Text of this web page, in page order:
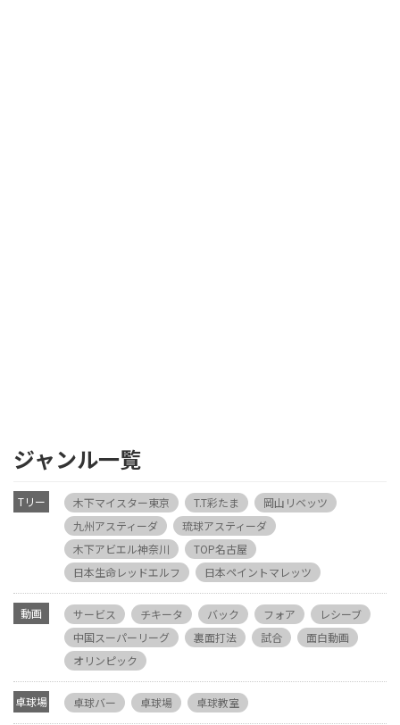
ジャンル一覧
Tリー
木下マイスター東京 T.T彩たま
岡山リベッツ
九州アスティーダ
琉球アスティーダ
木下アビエル神奈川
TOP名古屋
日本生命レッドエルフ
日本ペイントマレッツ
動画 サービス チキータ バック フォア
レシーブ
中国スーパーリーグ
裏面打法 試合
面白動画
オリンピック
卓球場 卓球バー 卓球場 卓球教室